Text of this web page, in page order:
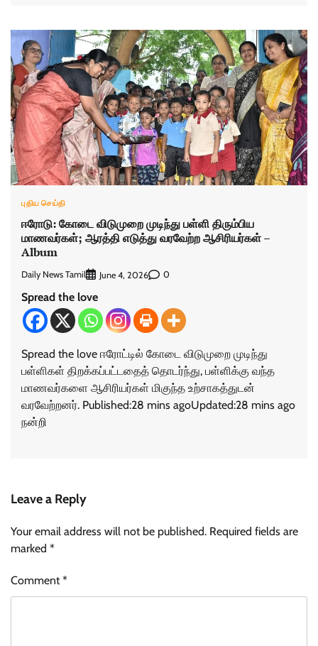
புதிய செய்தி
ஈரோடு: கோடை விடுமுறை முடிந்து பள்ளி திரும்பிய
மாணவர்கள்; ஆரத்தி எடுத்து வரவேற்ற ஆசிரியர்கள் –
Album
Daily News Tamil June 4, 2026 0
Spread the love
Spread the love ஈரோட்டில் கோடை விடுமுறை முடிந்து
பள்ளிகள் திறக்கப்பட்டதைத் தொடர்ந்து, பள்ளிக்கு வந்த
மாணவர்களை ஆசிரியர்கள் மிகுந்த உற்சாகத்துடன்
வரவேற்றனர். Published:28 mins agoUpdated:28 mins ago
நன்றி
Leave a Reply
Your email address will not be published. Required fields are
marked *
Comment*